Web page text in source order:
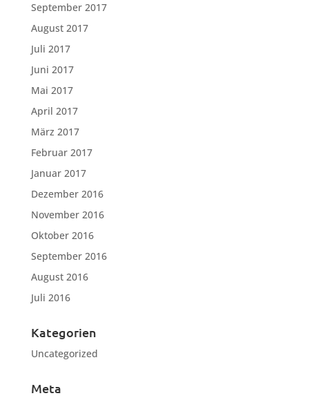
September 2017
August 2017
Juli 2017
Juni 2017
Mai 2017
April 2017
März 2017
Februar 2017
Januar 2017
Dezember 2016
November 2016
Oktober 2016
September 2016
August 2016
Juli 2016
Kategorien
Uncategorized
Meta